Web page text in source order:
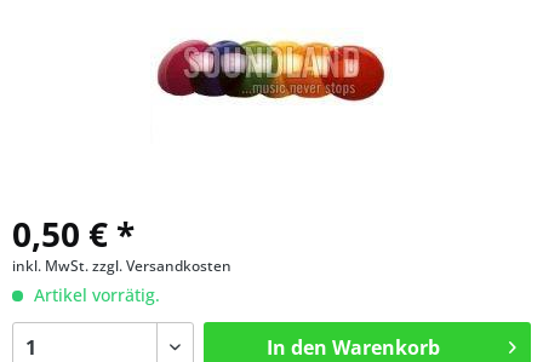
0,50 € *
inkl. MwSt.zzgl. Versandkosten
Artikel vorrätig.
In den Warenkorb